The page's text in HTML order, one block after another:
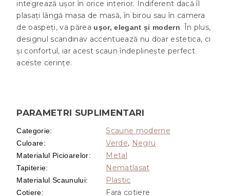
integrează ușor în orice interior. Indiferent dacă îl
plasați lângă masa de masă, în birou sau în camera
de oaspeți, va părea uşor, elegant și modern. În plus,
designul scandinav accentuează nu doar estetica, ci
și confortul, iar acest scaun îndeplinește perfect
aceste cerințe.
PARAMETRI SUPLIMENTARI
Categorie: Scaune moderne
Culoare: Verde, Negru
Materialul Picioarelor: Metal
Tapiterie: Nematlasat
Materialul Scaunului: Plastic
Cotiere: Fara cotiere